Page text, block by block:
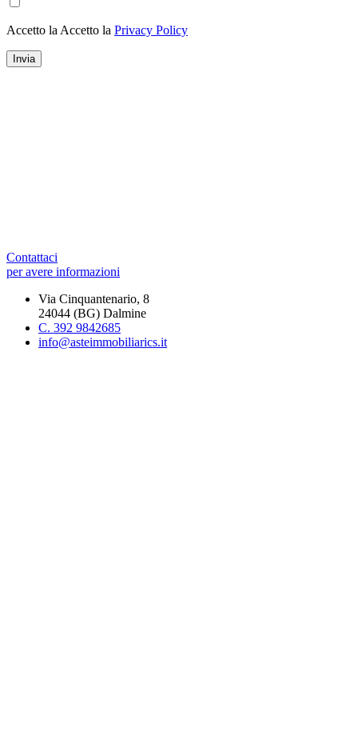
Accetto la Accetto la Privacy Policy
Contattaci
per avere informazioni
Via Cinquantenario, 8
24044 (BG) Dalmine
C. 392 9842685
info@asteimmobiliarics.it